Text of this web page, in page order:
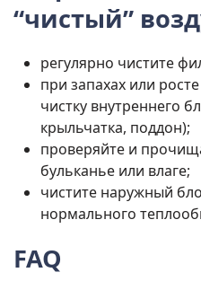
“чистый”
регулярно чистите
при запахах или
чистку внутреннего
крыльчатка, поддон);
проверяйте и
бульканье или влаге;
чистите наружный
нормального
FAQ